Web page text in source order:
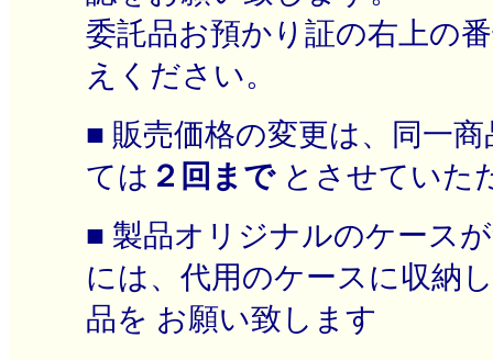
委託品お預かり証の右上の
えください。
■ 販売価格の変更は、同一
ては ２回までとさせていた
■ 製品オリジナルのケース
には、代用のケースに収納
品を お願い致します